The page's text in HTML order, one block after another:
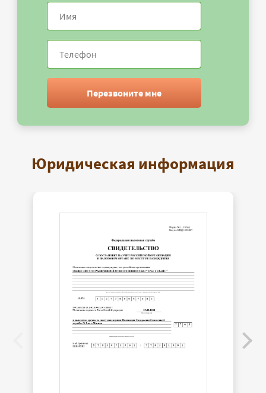
Перезвоните мне
Юридическая информация